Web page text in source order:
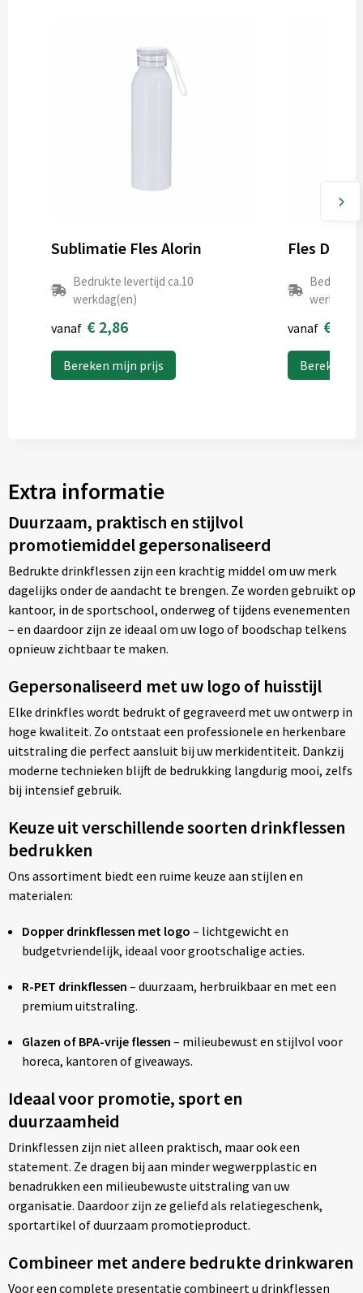
Sublimatie Fles Alorin
Bedrukte levertijd ca.10
werkdag(en)
vanaf € 2,86
Bereken mijn prijs
Fles
Bedrukte
vanaf €
Bereken
Extra informatie
Duurzaam, praktisch en stijlvol
promotiemiddel gepersonaliseerd
Bedrukte drinkflessen zijn een krachtig middel om uw merk
dagelijks onder de aandacht te brengen. Ze worden gebruikt op
kantoor, in de sportschool, onderweg of tijdens evenementen
– en daardoor zijn ze ideaal om uw logo of boodschap telkens
opnieuw zichtbaar te maken.
Gepersonaliseerd met uw logo of huisstijl
Elke drinkfles wordt bedrukt of gegraveerd met uw ontwerp in
hoge kwaliteit. Zo ontstaat een professionele en herkenbare
uitstraling die perfect aansluit bij uw merkidentiteit. Dankzij
moderne technieken blijft de bedrukking langdurig mooi, zelfs
bij intensief gebruik.
Keuze uit verschillende soorten drinkflessen
bedrukken
Ons assortiment biedt een ruime keuze aan stijlen en
materialen:
Dopper drinkflessen met logo – lichtgewicht en
budgetvriendelijk, ideaal voor grootschalige acties.
R-PET drinkflessen – duurzaam, herbruikbaar en met een
premium uitstraling.
Glazen of BPA-vrije flessen – milieubewust en stijlvol voor
horeca, kantoren of giveaways.
Ideaal voor promotie, sport en
duurzaamheid
Drinkflessen zijn niet alleen praktisch, maar ook een
statement. Ze dragen bij aan minder wegwerpplastic en
benadrukken een milieubewuste uitstraling van uw
organisatie. Daardoor zijn ze geliefd als relatiegeschenk,
sportartikel of duurzaam promotieproduct.
Combineer met andere bedrukte drinkwaren
Voor een complete presentatie combineert u drinkflessen